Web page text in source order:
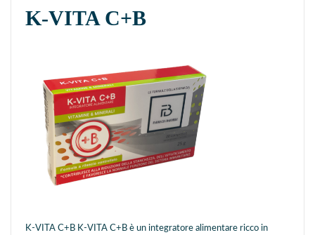
K-VITA C+B
K-VITA C+B K-VITA C+B è un integratore alimentare ricco in